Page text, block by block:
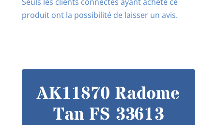
produit ont la possibilité de laisser un avis.
AK11870 Radome
Tan FS 33613